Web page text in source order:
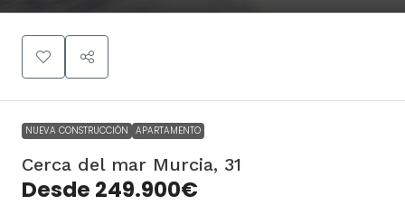
Cerca del mar
249.900€
NUEVA CONSTRUCCIÓN APARTAMENTO
Cerca del mar Murcia, 31
Desde 249.900€